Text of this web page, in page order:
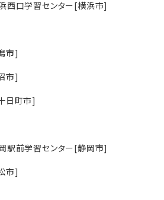
西口学習センター[横浜市]
市]
市]
日町市]
駅前学習センター[静岡市]
市]